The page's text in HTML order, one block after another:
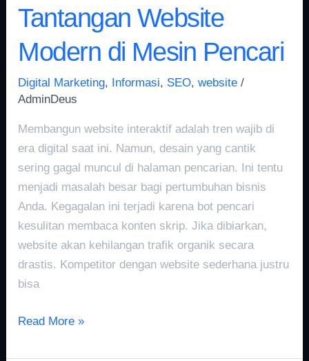
Tantangan Website
Modern di Mesin Pencari
Digital Marketing, Informasi, SEO,website /
AdminDeus
Membangun website interaktif adalah tren wajib di
era digital saat ini. Namun, desain yang cantik
sering gagal muncul di halaman pencarian. Ini tentu
menjadi masalah besar bagi pertumbuhan bisnis
Anda. Kegagalan ini terjadi karena bot pencari
kesulitan membaca konten skrip. Jika dibiarkan,
website akan kehilangan trafik organik secara
drastis. Kompetitor dengan website sederhana justru
bisa
Read More »